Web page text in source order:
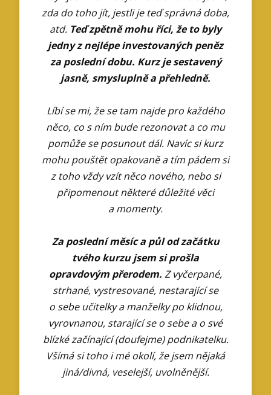
zda do toho jít, jestli je teď správná doba,
atd. Teď zpětně mohu říci, že to byly
jedny z nejlépe investovaných peněz
za poslední dobu. Kurz je sestavený
jasně, smysluplně a přehledně.
Líbí se mi, že se tam najde pro každého
něco, co s ním bude rezonovat a co mu
pomůže se posunout dál. Navíc si kurz
mohu pouštět opakovaně a tím pádem si
z toho vždy vzít něco nového, nebo si
připomenout některé důležité věci
a momenty.
Za poslední měsíc a půl od začátku
tvého kurzu jsem si prošla
opravdovým přerodem. Z vyčerpané,
strhané, vystresované, nestarající se
o sebe učitelky a manželky po klidnou,
vyrovnanou, starající se o sebe a o své
blízké začínající (doufejme) podnikatelku.
Všímá si toho i mé okolí, že jsem nějaká
jiná/divná, veselejší, uvolněnější.